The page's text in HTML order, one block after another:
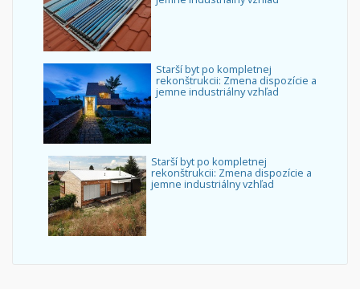
Starší byt po kompletnej
rekonštrukcii: Zmena dispozície a
jemne industriálny vzhľad
Starší byt po kompletnej
rekonštrukcii: Zmena dispozície a
jemne industriálny vzhľad